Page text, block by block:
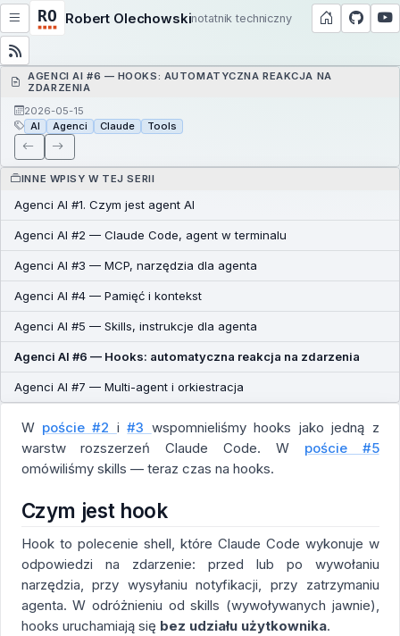
Robert Olechowskinotatnik techniczny
AGENCI AI #6 — HOOKS: AUTOMATYCZNA REAKCJA NA
ZDARZENIA
2026-05-15
AI
Agenci Claude Tools
INNE WPISY W TEJ SERII
Agenci AI #1. Czym jest agent AI
Agenci AI #2 — Claude Code, agent w terminalu
Agenci AI #3 — MCP, narzędzia dla agenta
Agenci AI #4 — Pamięć i kontekst
Agenci AI #5 — Skills, instrukcje dla agenta
Agenci AI #6 — Hooks: automatyczna reakcja na zdarzenia
Agenci AI #7 — Multi-agent i orkiestracja
W poście #2 i#3 wspomnieliśmy hooks jako jedną z
warstw rozszerzeń Claude Code. W poście #5
omówiliśmy skills — teraz czas na hooks.
Czym jest hook
Hook to polecenie shell, które Claude Code wykonuje w
odpowiedzi na zdarzenie: przed lub po wywołaniu
narzędzia, przy wysyłaniu notyfikacji, przy zatrzymaniu
agenta. W odróżnieniu od skills (wywoływanych jawnie),
hooks uruchamiają się bez udziału użytkownika.